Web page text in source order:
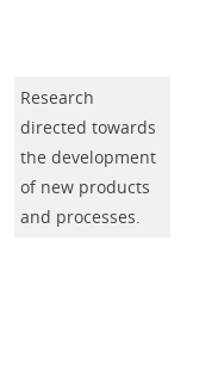
Research
directed towards
the development
of new products
and processes.